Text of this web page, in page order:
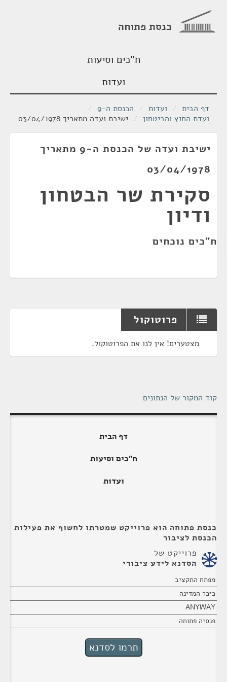
כנסת פתוחה
ח"כים וסיעות
ועדות
דף הבית / ועדות / הכנסת ה-9
/
ועדת החוץ והביטחון / ישיבת ועדה מתאריך 03/04/1978
ישיבת ועדה של הכנסת ה-9 מתאריך
03/04/1978
סקירת שר הבטחון
ודיון
ח"כים נוכחים
פרוטוקול
מצטערים! אין לנו את הפרוטוקול.
קוד המקור של הנתונים
דף הבית
ח"כים וסיעות
ועדות
כנסת פתוחה הוא פרוייקט שמטרתו לחשוף את פעילות
הכנסת לציבור
פרוייקט של
הסדנא לידע ציבורי
מפתח התקציב
כיכר המדינה
ANYWAY
פנסיה פתוחה